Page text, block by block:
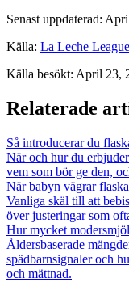
Senast uppdaterad:
Källa: La Leche
Källa besökt: April 23,
Relaterade
Så introducerar du
När och hur du
vem som bör ge den,
När babyn vägrar
Vanliga skäl till att
över justeringar som
Hur mycket
Åldersbaserade
spädbarnsignaler och
och mättnad.